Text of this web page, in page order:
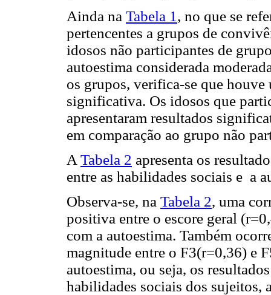
Ainda na Tabela 1 , no que se
pertencentes a grupos de
idosos não participantes de
autoestima considerada
os grupos, verifica-se que houve
significativa. Os idosos que
apresentaram resultados
em comparação ao grupo não
A Tabela 2 apresenta os
entre as habilidades sociais e a
Observa-se, na Tabela 2, uma
positiva entre o escore geral
com a autoestima. Também
magnitude entre o F3(r=0,36) e
autoestima, ou seja, os
habilidades sociais dos sujeitos,